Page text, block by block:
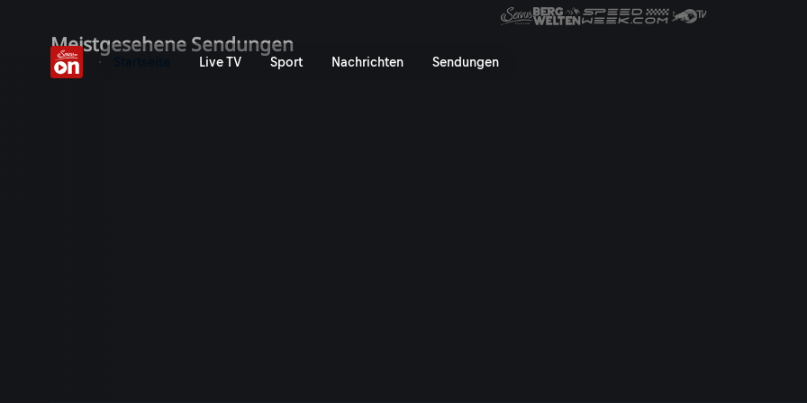
Live TV Sport Nachrichten Sendungen
ServusTV On: Livestreams, Mediathek, TV-Programm,
Meistgesehene Sendungen